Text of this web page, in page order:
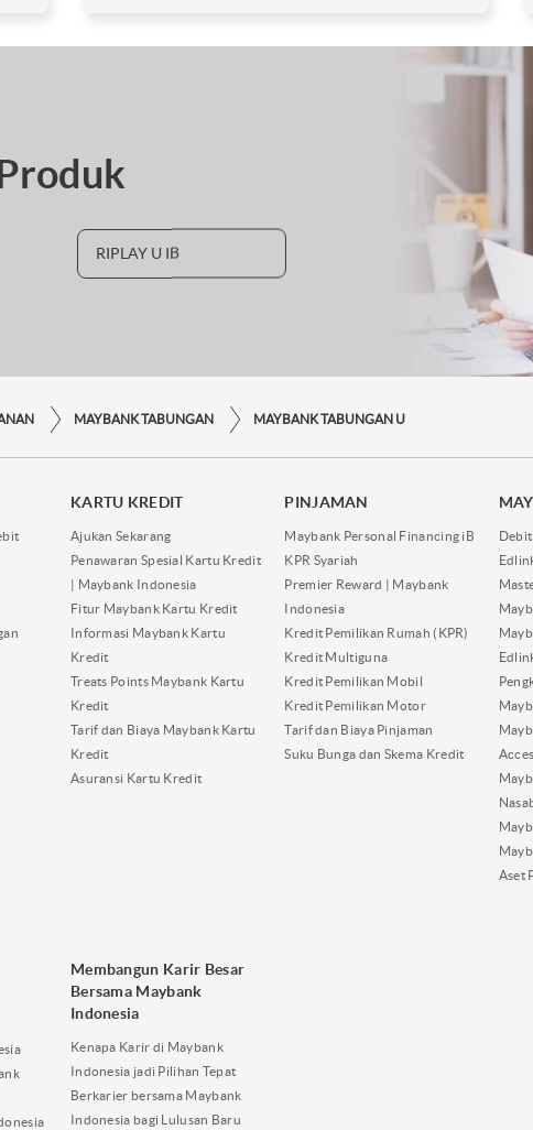
RIPLAY U IB
MAYBANK TABUNGAN MAYBANK TABUNGAN U
KARTU KREDIT
Ajukan Sekarang
Penawaran Spesial Kartu Kredit
| Maybank Indonesia
Fitur Maybank Kartu Kredit
Informasi Maybank Kartu
Kredit
Treats Points Maybank Kartu
Kredit
Tarif dan Biaya Maybank Kartu
Kredit
Asuransi Kartu Kredit
PINJAMAN
Maybank Personal Financing iB
KPR Syariah
Premier Reward | Maybank
Indonesia
Kredit Pemilikan Rumah (KPR)
Kredit Multiguna
Kredit Pemilikan Mobil
Kredit Pemilikan Motor
Tarif dan Biaya Pinjaman
Suku Bunga dan Skema Kredit
Aset
Membangun Karir Besar
Bersama Maybank
Indonesia
Kenapa Karir di Maybank
Indonesia jadi Pilihan Tepat
Berkarier bersama Maybank
Indonesia bagi Lulusan Baru